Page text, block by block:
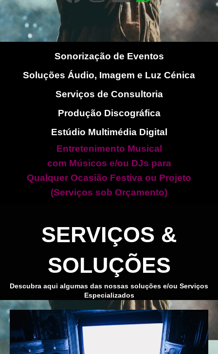
Sonorização de Eventos
Soluções Áudio, Imagem e Luz Cénica
Serviços de Consultoria
Produção Discográfica
Estúdio Multimédia Digital
Entretenimento Musical
com Músicos e/ou DJs para
Qualquer Ocasião Festiva ou Projeto
(Serviços sob Orçamento)
SERVIÇOS &
SOLUÇÕES
Descubra aqui algumas das nossas soluções e/ou Serviços
Especializados